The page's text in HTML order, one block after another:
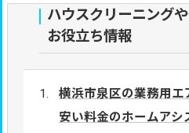
ハウスクリーニング
お役立ち情報
横浜市泉区の業務用
安い料金のホームア